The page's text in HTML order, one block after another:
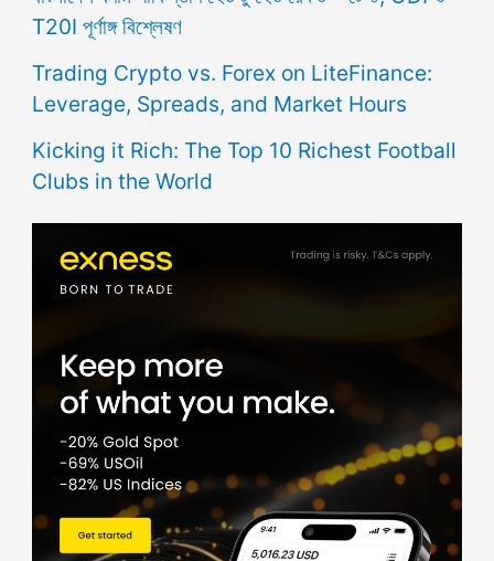
T20I পূর্ণাঙ্গ বিশ্লেষণ
Trading Crypto vs. Forex on LiteFinance:
Leverage, Spreads, and Market Hours
Kicking it Rich: The Top 10 Richest Football
Clubs in the World